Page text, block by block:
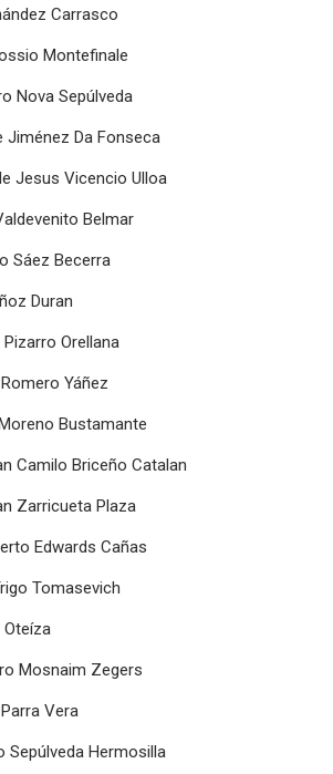
Carrasco
Montefinale
Nova Sepúlveda
Jiménez Da Fonseca
Jesus Vicencio Ulloa
Belmar
Sáez Becerra
Duran
Orellana
Yáñez
Bustamante
Camilo Briceño Catalan
Zarricueta Plaza
Edwards Cañas
Tomasevich
Oteíza
Mosnaim Zegers
Vera
Sepúlveda Hermosilla